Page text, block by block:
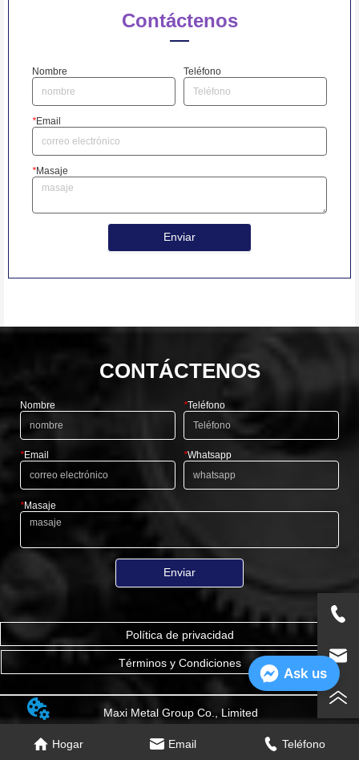
Contáctenos
Nombre Teléfono
*Email
*Masaje
Enviar
CONTÁCTENOS
Nombre *Teléfono
*Email *Whatsapp
*Masaje
Enviar
Hogar Email Teléfono
Política de privacidad
Términos y Condiciones
Maxi Metal Group Co., Limited
Ask us